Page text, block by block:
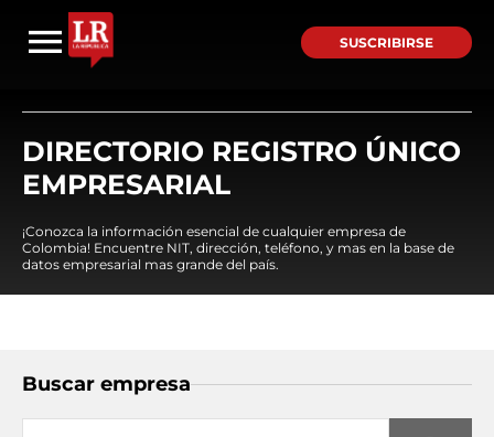
SUSCRIBIRSE
DIRECTORIO REGISTRO ÚNICO
EMPRESARIAL
¡Conozca la información esencial de cualquier empresa de
Colombia! Encuentre NIT, dirección, teléfono, y mas en la base de
datos empresarial mas grande del país.
Buscar empresa